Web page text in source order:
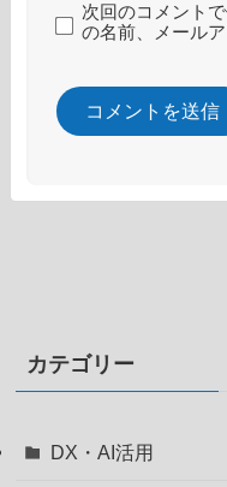
次回のコメント
の名前、メール
カテゴリー
DX・AI活用